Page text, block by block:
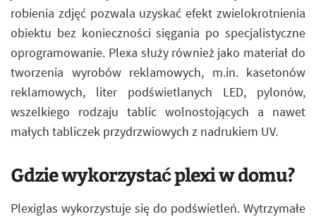
robienia zdjęć pozwala uzyskać efekt zwielokrotnienia
obiektu bez konieczności sięgania po specjalistyczne
oprogramowanie. Plexa służy również jako materiał do
tworzenia wyrobów reklamowych, m.in. kasetonów
reklamowych, liter podświetlanych LED, pylonów,
wszelkiego rodzaju tablic wolnostojących a nawet
małych tabliczek przydrzwiowych z nadrukiem UV.
Gdzie wykorzystać plexi w domu?
Plexiglas wykorzystuje się do podświetleń. Wytrzymałe